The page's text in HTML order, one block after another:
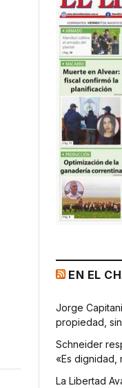
EN EL
Jorge
propiedad,
Schneider
«Es dignidad,
La Libertad